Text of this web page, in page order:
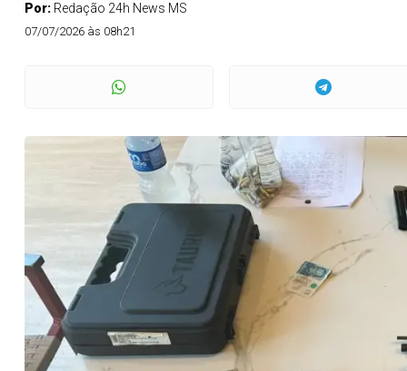
Por: Redação 24h News MS
07/07/2026 às 08h21